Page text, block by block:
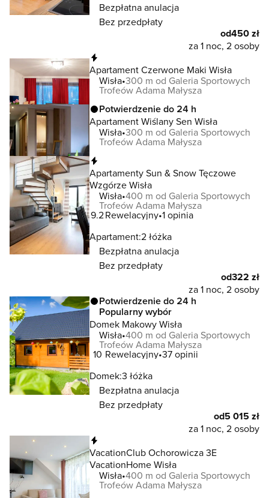
Bezpłatna anulacja
Bez przedpłaty
od450 zł
za 1 noc, 2 osoby
Apartament Czerwone Maki Wisła
Wisła 300 m od Galeria Sportowych
Trofeów Adama Małysza
Potwierdzenie do 24 h
Apartament Wiślany Sen Wisła
Wisła 300 m od Galeria Sportowych
Trofeów Adama Małysza
Apartamenty Sun & Snow Tęczowe
Wzgórze Wisła
Wisła 400 m od Galeria Sportowych
Trofeów Adama Małysza
9.2Rewelacyjny 1 opinia
Apartament:2 łóżka
Bezpłatna anulacja
Bez przedpłaty
od322 zł
za 1 noc, 2 osoby
Potwierdzenie do 24 h
Popularny wybór
Domek Makowy Wisła
Wisła 400 m od Galeria Sportowych
Trofeów Adama Małysza
10 Rewelacyjny 37 opinii
Domek:3 łóżka
Bezpłatna anulacja
Bez przedpłaty
od5 015 zł
za 1 noc, 2 osoby
VacationClub Ochorowicza 3E
VacationHome Wisła
Wisła 400 m od Galeria Sportowych
Trofeów Adama Małysza